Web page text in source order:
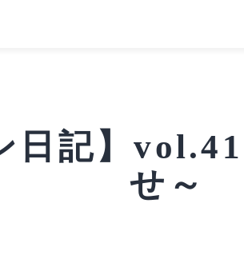
日記】
せ～